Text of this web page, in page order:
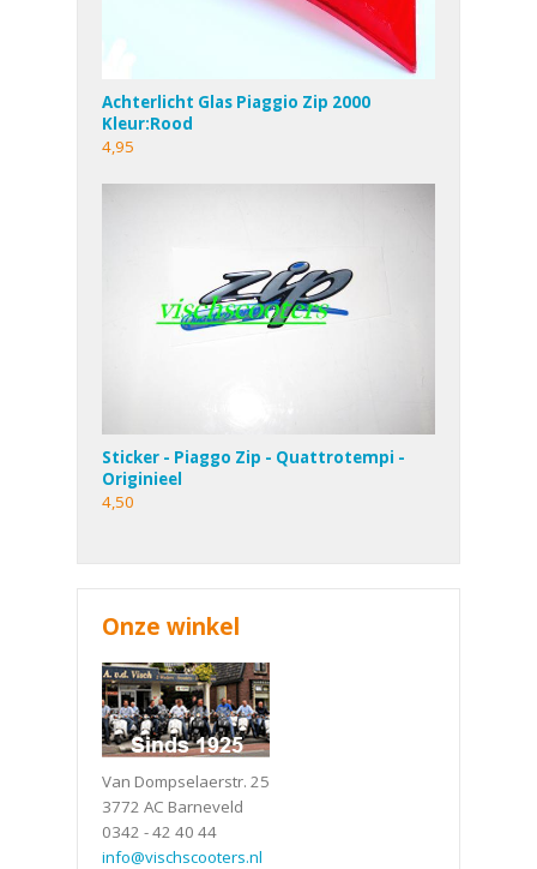
Achterlicht Glas Piaggio Zip 2000
Kleur:Rood
4,95
Sticker - Piaggo Zip - Quattrotempi -
Originieel
4,50
Onze winkel
Van Dompselaerstr. 25
3772 AC Barneveld
0342 - 42 40 44
info@vischscooters.nl